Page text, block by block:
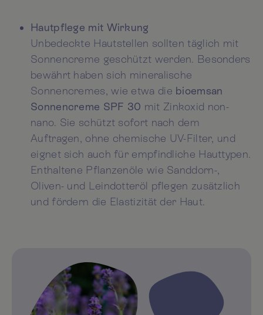
Hautpflege mit Wirkung
Unbedeckte Hautstellen sollten täglich mit
Sonnencreme geschützt werden. Besonders
bewährt haben sich mineralische
Sonnencremes, wie etwa die bioemsan
Sonnencreme SPF 30 mit Zinkoxid non-
nano. Sie schützt sofort nach dem
Auftragen, ohne chemische UV-Filter, und
eignet sich auch für empfindliche Hauttypen.
Enthaltene Pflanzenöle wie Sanddorn-,
Oliven- und Leindotteröl pflegen zusätzlich
und fördern die Elastizität der Haut.